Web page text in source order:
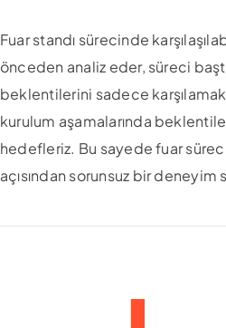
Fuar standı sürecinde
önceden analiz eder, süreci
beklentilerini sadece
kurulum aşamalarında
hedefleriz. Bu sayede fuar
açısından sorunsuz bir deneyim